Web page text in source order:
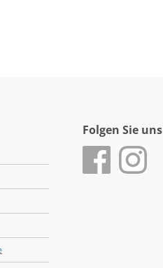
Folgen Sie uns